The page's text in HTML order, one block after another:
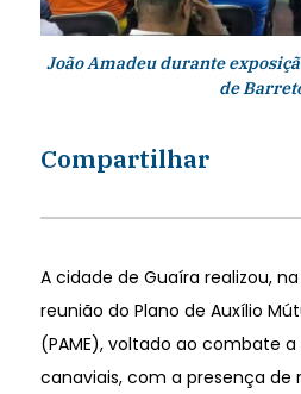
João Amadeu durante
de
Compartilhar
A cidade de Guaíra realizou,
reunião do Plano de Auxílio
(PAME), voltado ao combate
canaviais, com a presença de